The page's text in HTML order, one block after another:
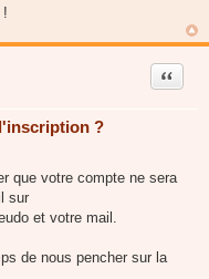
!
?
Citer
que votre compte ne sera
sur
et votre mail.
de nous pencher sur la